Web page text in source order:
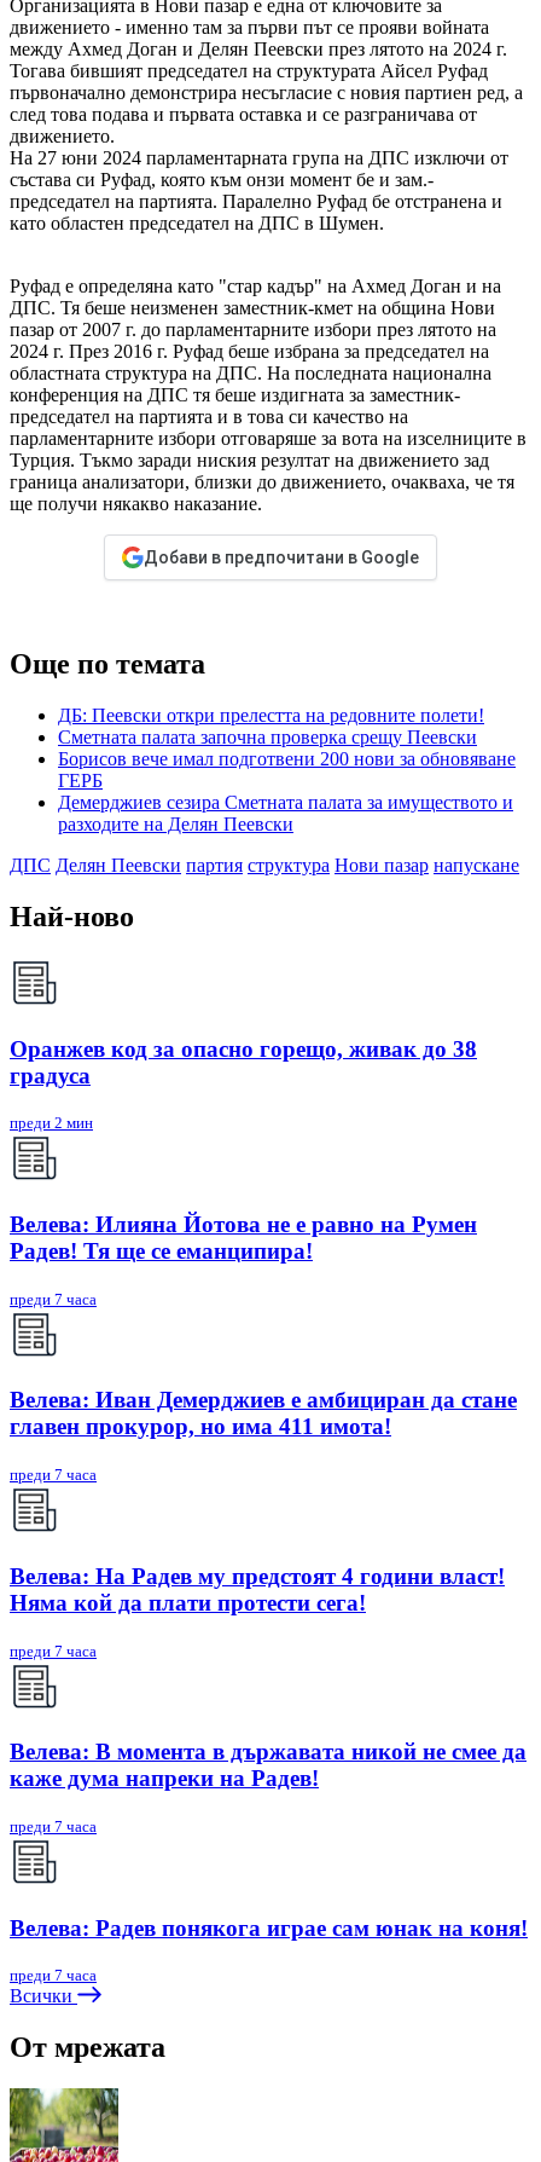
Организацията в Нови пазар е една от ключовите за
движението - именно там за първи път се прояви войната
между Ахмед Доган и Делян Пеевски през лятото на 2024 г.
Тогава бившият председател на структурата Айсел Руфад
първоначално демонстрира несъгласие с новия партиен ред, а
след това подава и първата оставка и се разграничава от
движението.
На 27 юни 2024 парламентарната група на ДПС изключи от
състава си Руфад, която към онзи момент бе и зам.-
председател на партията. Паралелно Руфад бе отстранена и
като областен председател на ДПС в Шумен.
Руфад е определяна като "стар кадър" на Ахмед Доган и на
ДПС. Тя беше неизменен заместник-кмет на община Нови
пазар от 2007 г. до парламентарните избори през лятото на
2024 г. През 2016 г. Руфад беше избрана за председател на
областната структура на ДПС. На последната национална
конференция на ДПС тя беше издигната за заместник-
председател на партията и в това си качество на
парламентарните избори отговаряше за вота на изселниците в
Турция. Тъкмо заради ниския резултат на движението зад
граница анализатори, близки до движението, очакваха, че тя
ще получи някакво наказание.
Добави в предпочитани в Google
Още по темата
ДБ: Пеевски откри прелестта на редовните полети!
Сметната палата започна проверка срещу Пеевски
Борисов вече имал подготвени 200 нови за обновяване
ГЕРБ
Демерджиев сезира Сметната палата за имуществото и
разходите на Делян Пеевски
ДПС Делян Пеевски партия структура Нови пазар напускане
Най-ново
Оранжев код за опасно горещо, живак до 38
градуса
преди 2 мин
Велева: Илияна Йотова не е равно на Румен
Радев! Тя ще се еманципира!
преди 7 часа
Велева: Иван Демерджиев е амбициран да стане
главен прокурор, но има 411 имота!
преди 7 часа
Велева: На Радев му предстоят 4 години власт!
Няма кой да плати протести сега!
преди 7 часа
Велева: В момента в държавата никой не смее да
каже дума напреки на Радев!
преди 7 часа
Велева: Радев понякога играе сам юнак на коня!
преди 7 часа
Всички
От мрежата